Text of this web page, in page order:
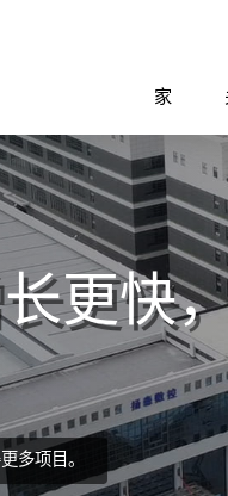
家
更快
多项目。